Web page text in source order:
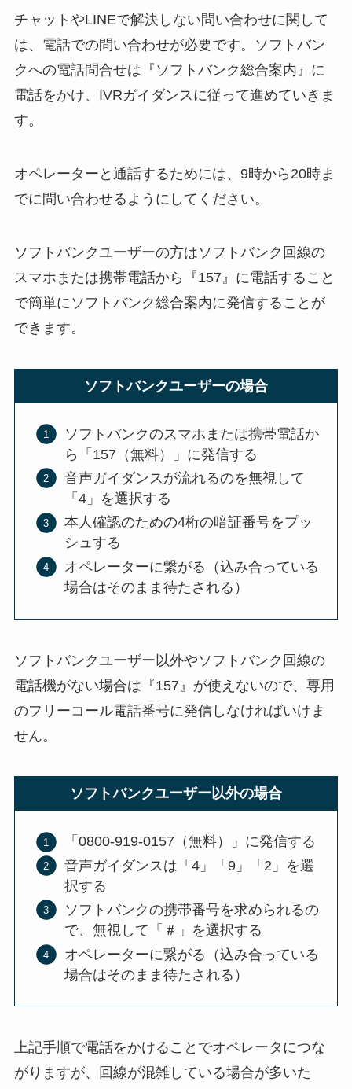
チャットやLINEで解決しない問い合わせに関して
は、電話での問い合わせが必要です。ソフトバン
クへの電話問合せは『ソフトバンク総合案内』に
電話をかけ、IVRガイダンスに従って進めていきま
す。
オペレーターと通話するためには、9時から20時ま
でに問い合わせるようにしてください。
ソフトバンクユーザーの方はソフトバンク回線の
スマホまたは携帯電話から『157』に電話すること
で簡単にソフトバンク総合案内に発信することが
できます。
ソフトバンクユーザーの場合
ソフトバンクのスマホまたは携帯電話か
ら「157（無料）」に発信する
音声ガイダンスが流れるのを無視して
「4」を選択する
本人確認のための4桁の暗証番号をプッ
シュする
オペレーターに繋がる（込み合っている
場合はそのまま待たされる）
ソフトバンクユーザー以外やソフトバンク回線の
電話機がない場合は『157』が使えないので、専用
のフリーコール電話番号に発信しなければいけま
せん。
ソフトバンクユーザー以外の場合
「0800-919-0157（無料）」に発信する
音声ガイダンスは「4」「9」「2」を選
択する
ソフトバンクの携帯番号を求められるの
で、無視して「＃」を選択する
オペレーターに繋がる（込み合っている
場合はそのまま待たされる）
上記手順で電話をかけることでオペレータにつな
がりますが、回線が混雑している場合が多いた